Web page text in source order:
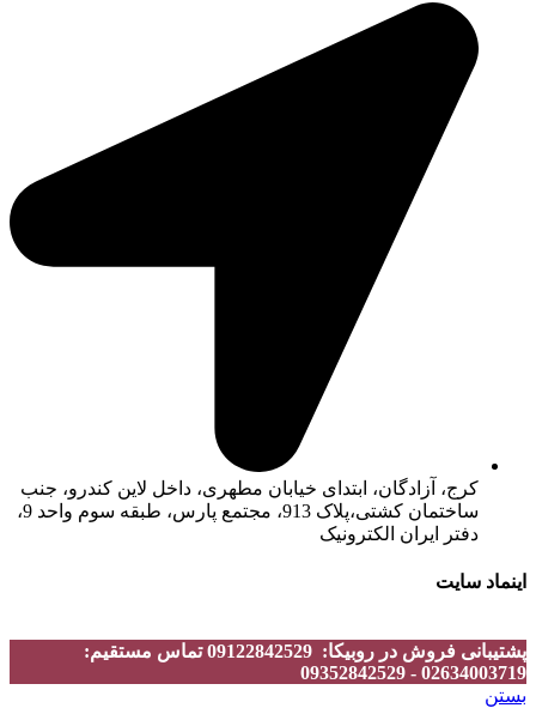
کرج، آزادگان، ابتدای خیابان مطهری، داخل لاین کندرو، جنب
ساختمان کشتی،پلاک 913، مجتمع پارس، طبقه سوم واحد 9،
دفتر ایران الکترونیک
اینماد سایت
پشتیبانی فروش در روبیکا: 09122842529 تماس مستقیم:
02634003719 - 09352842529
بستن